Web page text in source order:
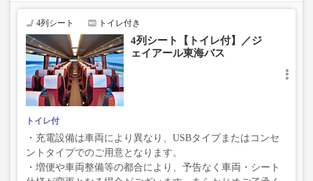
4列シート トイレ付き
4列シート【トイレ付】／ジ
ェイアール東海バス
トイレ付
・充電設備は車両により異なり、USBタイプまたはコンセ
ントタイプでのご用意となります。
・増便や車両整備等の都合により、予告なく車両・シート